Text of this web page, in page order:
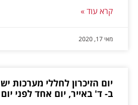
קרא עוד »
מאי 17, 2020
יום הזיכרון לחללי מערכות
ב- ד' באייר, יום אחד לפני